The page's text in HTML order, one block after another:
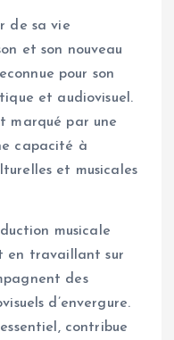
de sa vie
et son nouveau
pour son
et audiovisuel.
marqué par une
capacité à
et musicales
musicale
en travaillant sur
des
d’envergure.
contribue